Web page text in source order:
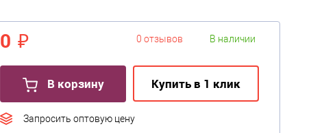
0 ₽ 0 отзывов В наличии
В корзину Купить в 1 клик
Запросить оптовую цену